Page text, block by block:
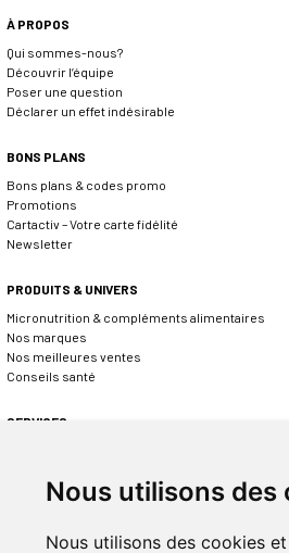
Nous utilisons des
Nous utilisons des cookies
À PROPOS
Qui sommes-nous?
Découvrir l’équipe
Poser une question
Déclarer un effet indésirable
BONS PLANS
Bons plans & codes promo
Promotions
Cartactiv – Votre carte fidélité
Newsletter
PRODUITS & UNIVERS
Micronutrition & compléments alimentaires
Nos marques
Nos meilleures ventes
Conseils santé
SERVICES
Événements